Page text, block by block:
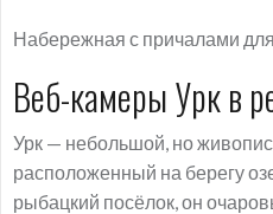
Набережная с причалами для
Веб-камеры Урк в
Урк — небольшой, но
расположенный на берегу
рыбацкий посёлок, он